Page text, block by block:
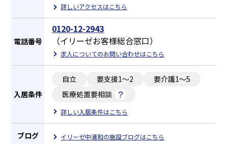
詳しいアクセスはこちら
電話番号
0120-12-2943
（イリーゼお客様総合窓口）
求人についてのお問い合わせはこちら
入居条件
自立 要支援1～2
要介護1～5
医療処置要相談
詳しい入居条件はこちら
ブログ イリーゼ中浦和の施設ブログはこちら